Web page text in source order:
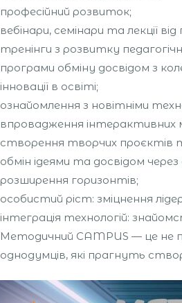
професійний розвиток;
вебінари, семінари та лекції
тренінги з розвитку
програми обміну досвідом з
інновації в освіті;
ознайомлення з новітніми
впровадження інтерактивних
створення творчих проєктів
обмін ідеями та досвідом
розширення горизонтів;
особистий ріст: зміцнення
інтеграція технологій:
Методичний CAMPUS — це не
однодумців, які прагнуть